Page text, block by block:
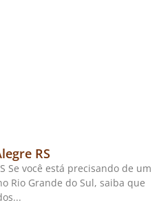
RS
Se você está precisando de um
Rio Grande do Sul, saiba que